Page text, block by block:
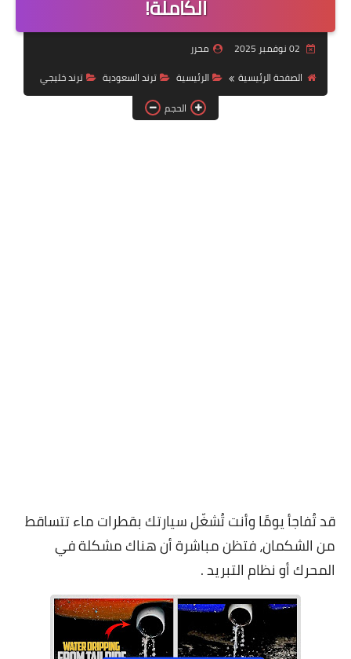
خدمات منصة أبشر
وظائف عسكرية
الكاملة!
محرر
الصفحة الرئيسية
الرئيسية ترند السعودية
ترند خليجي
الحجم
قد تُفاجأ يومًا وأنت تُشغّل سيارتك بقطرات ماء تتساقط
من الشكمان، فتظن مباشرة أن هناك مشكلة في
المحرك أو نظام التبريد .